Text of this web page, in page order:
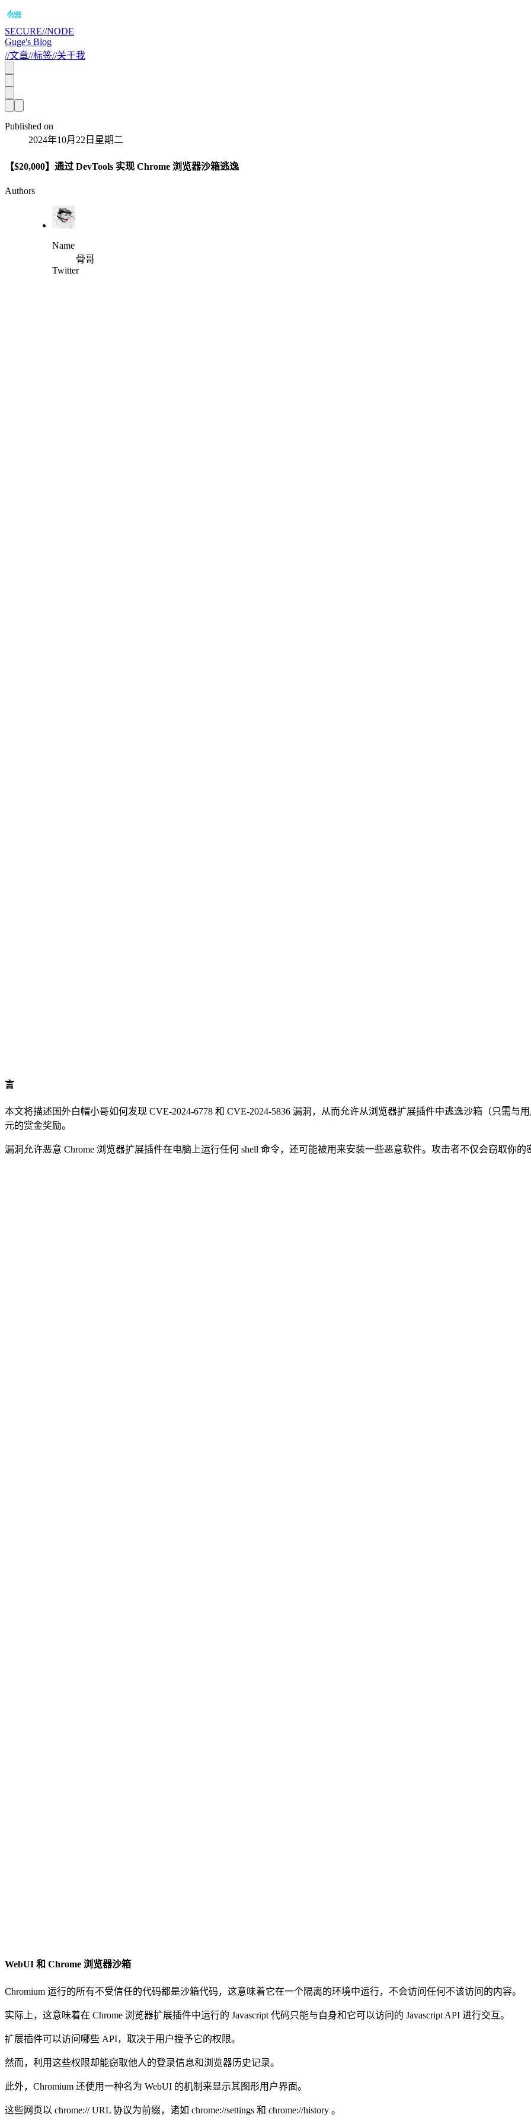
SECURE//NODE
Guge's Blog
//文章//标签//关于我
Published on
2024年10月22日星期二
【$20,000】通过 DevTools 实现 Chrome 浏览器沙箱逃逸
Authors
Name
骨哥
Twitter
言
本文将描述国外白帽小哥如何发现 CVE-2024-6778 和 CVE-2024-5836 漏洞，从而允许从浏览器扩展插件中逃逸沙箱（只需
元的赏金奖励。
漏洞允许恶意 Chrome 浏览器扩展插件在电脑上运行任何 shell 命令，还可能被用来安装一些恶意软件。攻击者不仅会窃取你
WebUI 和 Chrome 浏览器沙箱
Chromium 运行的所有不受信任的代码都是沙箱代码，这意味着它在一个隔离的环境中运行，不会访问任何不该访问的内容。
实际上，这意味着在 Chrome 浏览器扩展插件中运行的 Javascript 代码只能与自身和它可以访问的 Javascript API 进行交互。
扩展插件可以访问哪些 API，取决于用户授予它的权限。
然而，利用这些权限却能窃取他人的登录信息和浏览器历史记录。
此外，Chromium 还使用一种名为 WebUI 的机制来显示其图形用户界面。
这些网页以 chrome:// URL 协议为前缀，诸如 chrome://settings 和 chrome://history 。